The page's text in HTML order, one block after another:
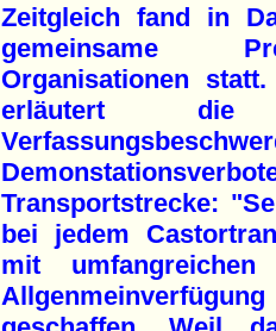
Zeitgleich fand in
gemeinsame
Organisationen
erläutert die
Transportstrecke:
bei jedem
mit umfangreichen